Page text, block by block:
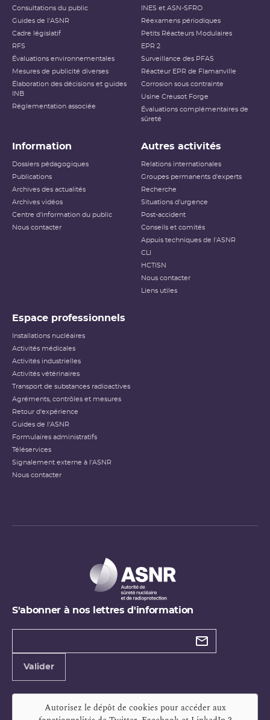
Consultations du public
Guides de l'ASNR
Cadre législatif
RFS
Évaluations environnementales
Mesures de publicité diverses
Élaboration des décisions et guides
INB
Réglementation associée
INES et ASN-SFRO
Réexamens périodiques
Petits Réacteurs Modulaires
EPR 2
Surveillance des PFAS
Réacteur EPR de Flamanville
Corrosion sous contrainte
Usine Creusot Forge
Évaluations complémentaires de
sûreté
Information
Dossiers pédagogiques
Publications
Archives des actualités
Archives vidéos
Centre d'information du public
Nous contacter
Autres activités
Relations internationales
Groupes permanents d'experts
Recherche
Situations d'urgence
Post-accident
Conseils et comités
Appuis techniques de l'ASNR
CLI
HCTISN
Nous contacter
Liens utiles
Espace professionnels
Installations nucléaires
Activités médicales
Activités industrielles
Activités vétérinaires
Transport de substances radioactives
Agréments, contrôles et mesures
Retour d'expérience
Guides de l'ASNR
Formulaires administratifs
Téléservices
Signalement externe à l'ASNR
Nous contacter
S'abonner à nos lettres d'information
Types de
Valider
Autorisez le dépôt de cookies pour accéder aux